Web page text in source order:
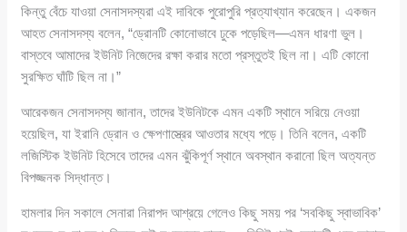
কিন্তু বেঁচে যাওয়া সেনাসদস্যরা এই দাবিকে পুরোপুরি প্রত্যাখ্যান করেছেন। একজন
আহত সেনাসদস্য বলেন, “ড্রোনটি কোনোভাবে ঢুকে পড়েছিল—এমন ধারণা ভুল।
বাস্তবে আমাদের ইউনিট নিজেদের রক্ষা করার মতো প্রস্তুতই ছিল না। এটি কোনো
সুরক্ষিত ঘাঁটি ছিল না।”
আরেকজন সেনাসদস্য জানান, তাদের ইউনিটকে এমন একটি স্থানে সরিয়ে নেওয়া
হয়েছিল, যা ইরানি ড্রোন ও ক্ষেপণাস্ত্রের আওতার মধ্যে পড়ে। তিনি বলেন, একটি
লজিস্টিক ইউনিট হিসেবে তাদের এমন ঝুঁকিপূর্ণ স্থানে অবস্থান করানো ছিল অত্যন্ত
বিপজ্জনক সিদ্ধান্ত।
হামলার দিন সকালে সেনারা নিরাপদ আশ্রয়ে গেলেও কিছু সময় পর ‘সবকিছু স্বাভাবিক’